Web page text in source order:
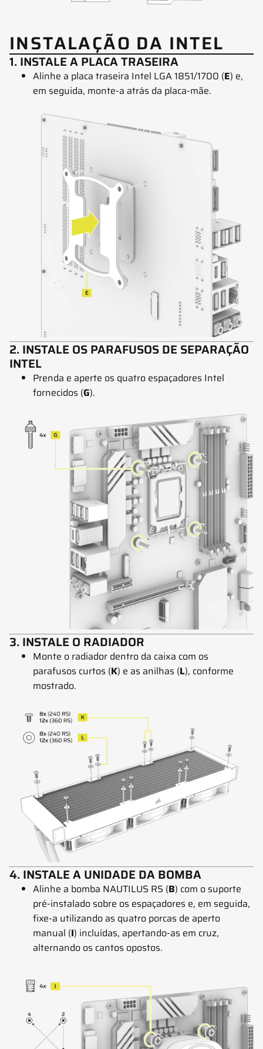
INSTALAÇÃO DA INTEL
1. INSTALE A PLACA TRASEIRA
Alinhe a placa traseira Intel LGA 1851/1700 (E) e,
em seguida, monte-a atrás da placa-mãe.
2. INSTALE OS PARAFUSOS DE SEPARAÇÃO
INTEL
Prenda e aperte os quatro espaçadores Intel
fornecidos (G).
3. INSTALE O RADIADOR
Monte o radiador dentro da caixa com os
parafusos curtos (K) e as anilhas (L), conforme
mostrado.
4. INSTALE A UNIDADE DA BOMBA
Alinhe a bomba NAUTILUS RS (B) com o suporte
pré-instalado sobre os espaçadores e, em seguida,
fixe-a utilizando as quatro porcas de aperto
manual (I) incluídas, apertando-as em cruz,
alternando os cantos opostos.